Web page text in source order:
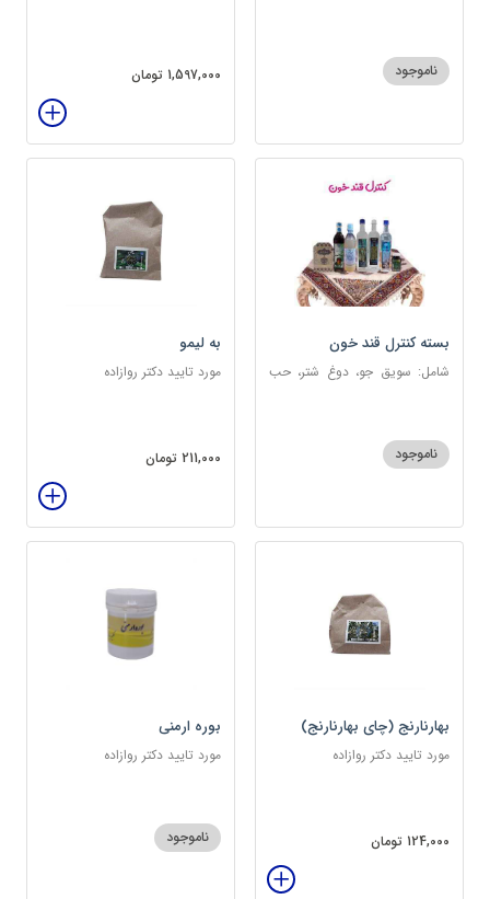
ناموجود
1,597,000 تومان
بسته کنترل قند خون
شامل: سویق جو، دوغ شتر، حب
عسلی-عنصلی
ناموجود
به لیمو
مورد تایید دکتر روازاده
211,000 تومان
بهارنارنج (چای بهارنارنج)
مورد تایید دکتر روازاده
124,000 تومان
بوره ارمنی
مورد تایید دکتر روازاده
ناموجود